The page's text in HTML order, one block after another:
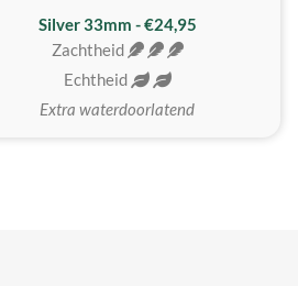
Silver 33mm - €24,95
Zachtheid
Echtheid
Extra waterdoorlatend